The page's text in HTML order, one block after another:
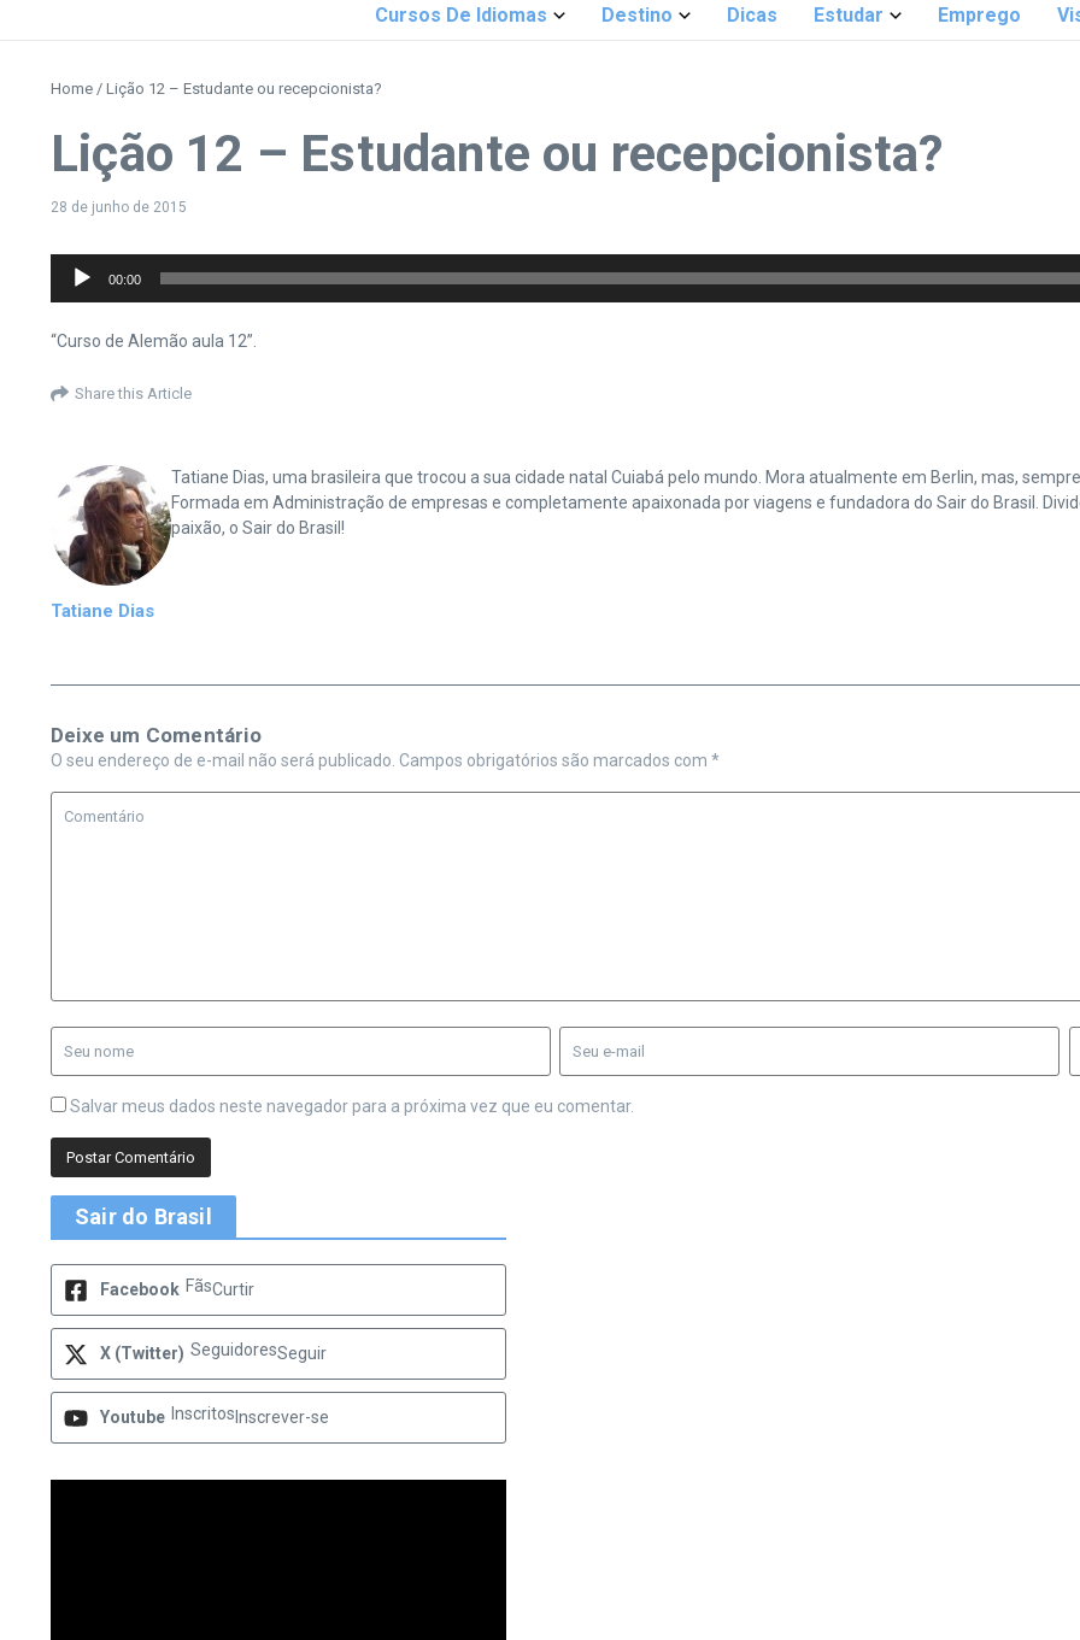
Cursos De Idiomas Destino Dicas Estudar Emprego
Home / Lição 12 – Estudante ou recepcionista?
Lição 12 – Estudante ou recepcionista?
28 de junho de 2015
Tocador
00:00
“Curso de Alemão aula 12”.
Share this Article
Tatiane Dias
Tatiane Dias, uma brasileira que trocou a sua cidade natal Cuiabá pelo mundo. Mora atualmente em Berlin, mas,
Formada em Administração de empresas e completamente apaixonada por viagens e fundadora do Sair do Brasil.
paixão, o Sair do Brasil!
Deixe um Comentário
O seu endereço de e-mail não será publicado. Campos obrigatórios são marcados com *
Salvar meus dados neste navegador para a próxima vez que eu comentar.
Sair do Brasil
Facebook FãsCurtir
X (Twitter) SeguidoresSeguir
Youtube Inscritos Inscrever-se